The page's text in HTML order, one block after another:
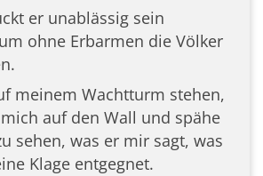
er unablässig sein
ohne Erbarmen die Völker
meinem Wachtturm stehen,
auf den Wall und spähe
sehen, was er mir sagt, was
Klage entgegnet.